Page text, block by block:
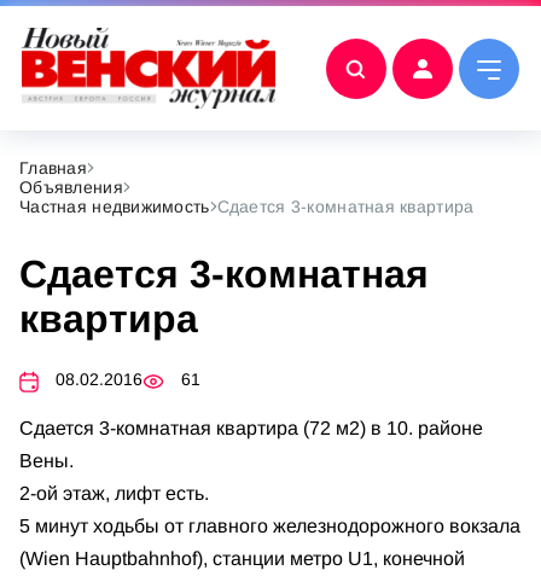
Главная
Объявления
Частная недвижимость Сдается 3-комнатная квартира
Сдается 3-комнатная
квартира
08.02.2016 61
Сдается 3-комнатная квартира (72 м2) в 10. районе
Вены.
2-ой этаж, лифт есть.
5 минут ходьбы от главного железнодорожного вокзала
(Wien Hauptbahnhof), станции метро U1, конечной